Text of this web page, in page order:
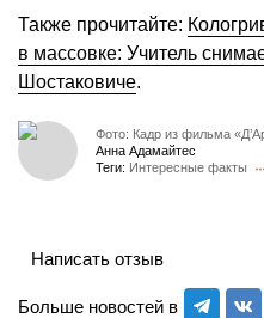
Также прочитайте:
в массовке: Учитель
Шостаковиче.
Фото: Кадр из фильма
Анна Адамайтес
Теги: Интересные факты
Больше новостей в
Написать отзыв